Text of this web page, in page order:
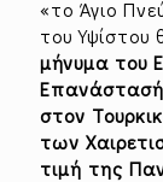
«το Άγιο
του Υψίστου
μήνυμα του
στον
των
τιμή της